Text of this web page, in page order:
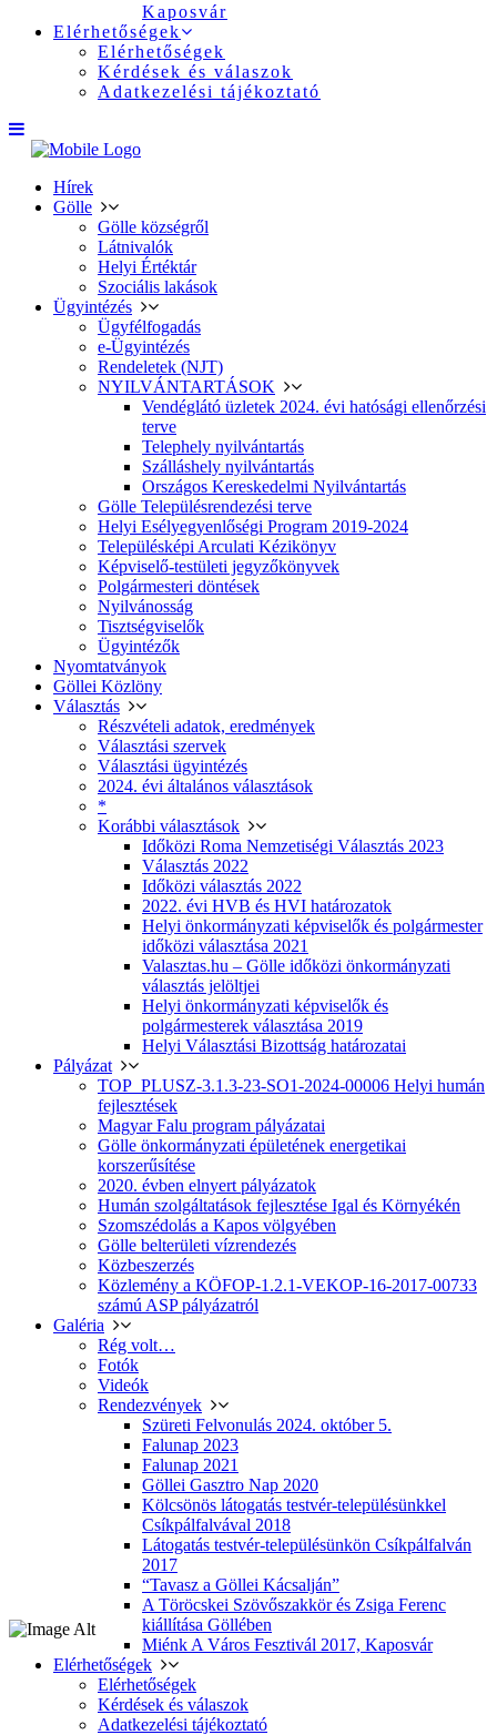
Kaposvár
Elérhetőségek
Elérhetőségek
Kérdések és válaszok
Adatkezelési tájékoztató
Hírek
Gölle
Gölle községről
Látnivalók
Helyi Értéktár
Szociális lakások
Ügyintézés
Ügyfélfogadás
e-Ügyintézés
Rendeletek (NJT)
NYILVÁNTARTÁSOK
Vendéglátó üzletek 2024. évi hatósági ellenőrzési
terve
Telephely nyilvántartás
Szálláshely nyilvántartás
Országos Kereskedelmi Nyilvántartás
Gölle Településrendezési terve
Helyi Esélyegyenlőségi Program 2019-2024
Településképi Arculati Kézikönyv
Képviselő-testületi jegyzőkönyvek
Polgármesteri döntések
Nyilvánosság
Tisztségviselők
Ügyintézők
Nyomtatványok
Göllei Közlöny
Választás
Részvételi adatok, eredmények
Választási szervek
Választási ügyintézés
2024. évi általános választások
*
Korábbi választások
Időközi Roma Nemzetiségi Választás 2023
Választás 2022
Időközi választás 2022
2022. évi HVB és HVI határozatok
Helyi önkormányzati képviselők és polgármester
időközi választása 2021
Valasztas.hu – Gölle időközi önkormányzati
választás jelöltjei
Helyi önkormányzati képviselők és
polgármesterek választása 2019
Helyi Választási Bizottság határozatai
Pályázat
TOP_PLUSZ-3.1.3-23-SO1-2024-00006 Helyi humán
fejlesztések
Magyar Falu program pályázatai
Gölle önkormányzati épületének energetikai
korszerűsítése
2020. évben elnyert pályázatok
Humán szolgáltatások fejlesztése Igal és Környékén
Szomszédolás a Kapos völgyében
Gölle belterületi vízrendezés
Közbeszerzés
Közlemény a KÖFOP-1.2.1-VEKOP-16-2017-00733
számú ASP pályázatról
Galéria
Rég volt…
Fotók
Videók
Rendezvények
Szüreti Felvonulás 2024. október 5.
Falunap 2023
Falunap 2021
Göllei Gasztro Nap 2020
Kölcsönös látogatás testvér-településünkkel
Csíkpálfalvával 2018
Látogatás testvér-településünkön Csíkpálfalván
2017
“Tavasz a Göllei Kácsalján”
A Töröcskei Szövőszakkör és Zsiga Ferenc
kiállítása Göllében
Miénk A Város Fesztivál 2017, Kaposvár
Elérhetőségek
Elérhetőségek
Kérdések és válaszok
Adatkezelési tájékoztató